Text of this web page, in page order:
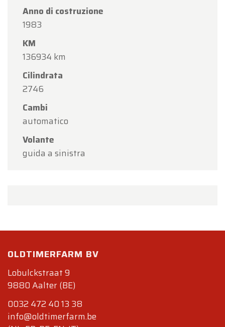
Anno di costruzione
1983
KM
136934 km
Cilindrata
2746
Cambi
automatico
Volante
guida a sinistra
OLDTIMERFARM BV
Lobulckstraat 9
9880 Aalter (BE)
0032 472 40 13 38
info@oldtimerfarm.be